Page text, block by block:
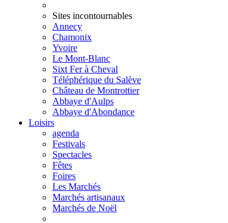
Sites incontournables
Annecy
Chamonix
Yvoire
Le Mont-Blanc
Sixt Fer à Cheval
Téléphérique du Salève
Château de Montrottier
Abbaye d'Aulps
Abbaye d'Abondance
Loisirs
agenda
Festivals
Spectacles
Fêtes
Foires
Les Marchés
Marchés artisanaux
Marchés de Noël